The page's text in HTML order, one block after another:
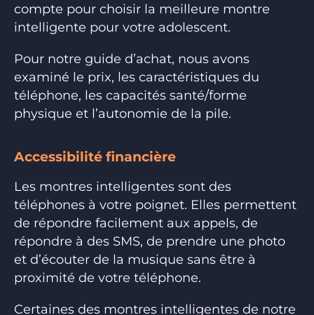
compte pour choisir la meilleure montre
intelligente pour votre adolescent.
Pour notre guide d’achat, nous avons
examiné le prix, les caractéristiques du
téléphone, les capacités santé/forme
physique et l’autonomie de la pile.
Accessibilité financière
Les montres intelligentes sont des
téléphones à votre poignet. Elles permettent
de répondre facilement aux appels, de
répondre à des SMS, de prendre une photo
et d’écouter de la musique sans être à
proximité de votre téléphone.
Certaines des montres intelligentes de notre